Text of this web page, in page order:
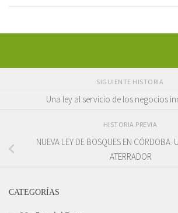
SIGUIENTE HISTORIA
Una ley al servicio de los negocios
HISTORIA PREVIA
NUEVA LEY DE BOSQUES EN CÓRDOBA.
ATERRADOR
CATEGORÍAS